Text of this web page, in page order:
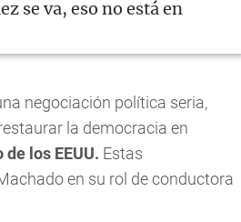
se va, eso no está en
negociación política seria,
la democracia en
los EEUU. Estas
en su rol de conductora